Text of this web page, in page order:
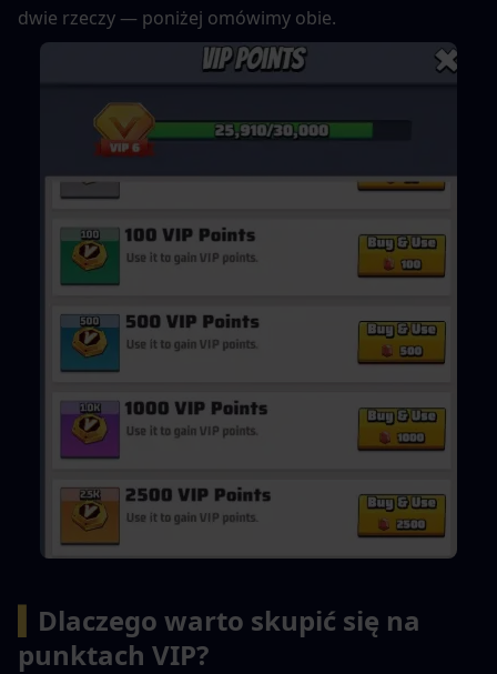
dwie rzeczy — poniżej omówimy obie.
Dlaczego warto skupić się na
punktach VIP?